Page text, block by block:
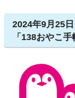
2024年9月25
「138おやこ